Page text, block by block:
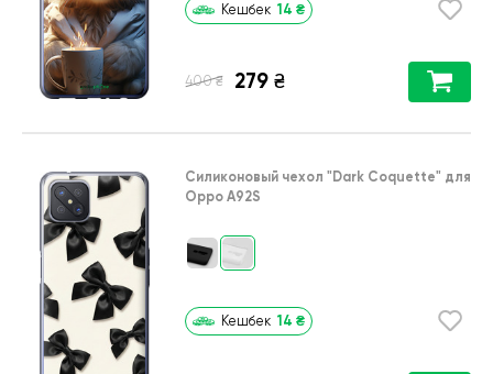
Кешбек 14 ₴
400 ₴ 279 ₴
Силиконовый чехол "Dark Coquette" для
Oppo A92S
Кешбек 14 ₴